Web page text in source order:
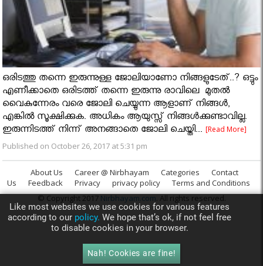
ഒരിടത്തു തന്നെ ഇരുന്നുള്ള ജോലിയാണോ നിങ്ങളുടേത്..? ഒട്ടും
എണീക്കാതെ ഒരിടത്ത് തന്നെ ഇരുന്നു രാവിലെ മുതല്‍
വൈകുന്നേരം വരെ ജോലി ചെയ്യുന്ന ആളാണ് നിങ്ങള്‍,
എങ്കില്‍ സൂക്ഷിക്കുക. അധികം ആയുസ്സ് നിങ്ങള്‍ക്കുണ്ടാവില്ല.
ഇരുന്നിടത്ത് നിന്ന് അനങ്ങാതെ ജോലി ചെയ്തി...[Read More]
Published on October 26, 2017 at 5:31 pm
About Us Career @ Nirbhayam Categories
Contact
Us
Feedback Privacy privacy policy
Terms and Conditions
© Copyright 2017 Nirbhayam.com. All rights reserved.
Like most websites we use cookies for various features
according to our policy. We hope that’s ok, if not feel free
to disable cookies in your browser.
Nah! Cookies are fine!